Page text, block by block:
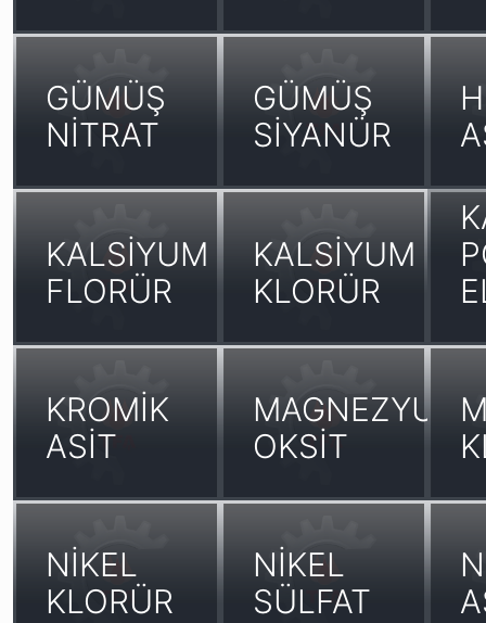
GÜMÜŞ
NİTRAT
GÜMÜŞ
SİYANÜR
KALSİYUM
FLORÜR
KALSİYUM
KLORÜR
KROMİK
ASİT
MAGNEZYUM
OKSİT
NİKEL
KLORÜR
NİKEL
SÜLFAT